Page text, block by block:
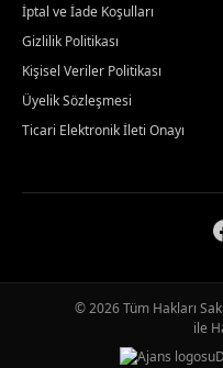
İptal ve İade Koşulları
Gizlilik Politikası
Kişisel Veriler Politikası
Üyelik Sözleşmesi
Ticari Elektronik İleti Onayı
© 2026 Tüm Hakları
ile